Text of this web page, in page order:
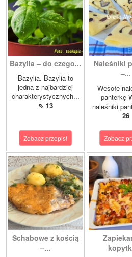
Bazylia – do czego...
Bazylia. Bazylia to
jedna z najbardziej
charakterystycznych...
⇖ 13
Zobacz przepis!
Naleśniki
–...
Wesołe
panterkę
naleśniki
26
Zobacz
Schabowe z kością
–...